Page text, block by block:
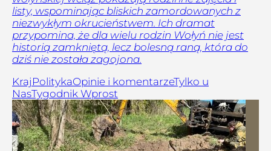
listy, wspominając bliskich zamordowanych z
niezwykłym okrucieństwem. Ich dramat
przypomina, że dla wielu rodzin Wołyń nie jest
historią zamkniętą, lecz bolesną raną, która do
dziś nie została zagojona.
Kraj PolitykaOpinie i komentarzeTylko u
NasTygodnik Wprost